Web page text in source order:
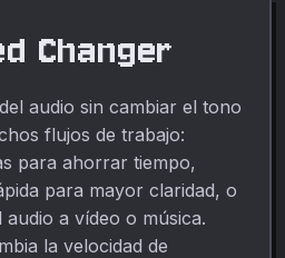
Changer
audio sin cambiar el tono
flujos de trabajo:
para ahorrar tiempo,
para mayor claridad, o
a vídeo o música.
la velocidad de